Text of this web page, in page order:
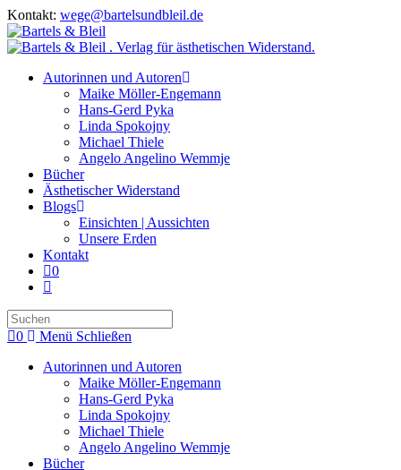
Zum
Inhalt
springen
Kontakt: wege@bartelsundbleil.de
Autorinnen und Autoren
Maike Möller-Engemann
Hans-Gerd Pyka
Linda Spokojny
Michael Thiele
Angelo Angelino Wemmje
Bücher
Ästhetischer Widerstand
Blogs
Einsichten | Aussichten
Unsere Erden
Kontakt
0
Website-
umschalten
Escape
close
the
search
0 Menü Schließen
Autorinnen und Autoren
Maike Möller-Engemann
Hans-Gerd Pyka
Linda Spokojny
Michael Thiele
Angelo Angelino Wemmje
Bücher